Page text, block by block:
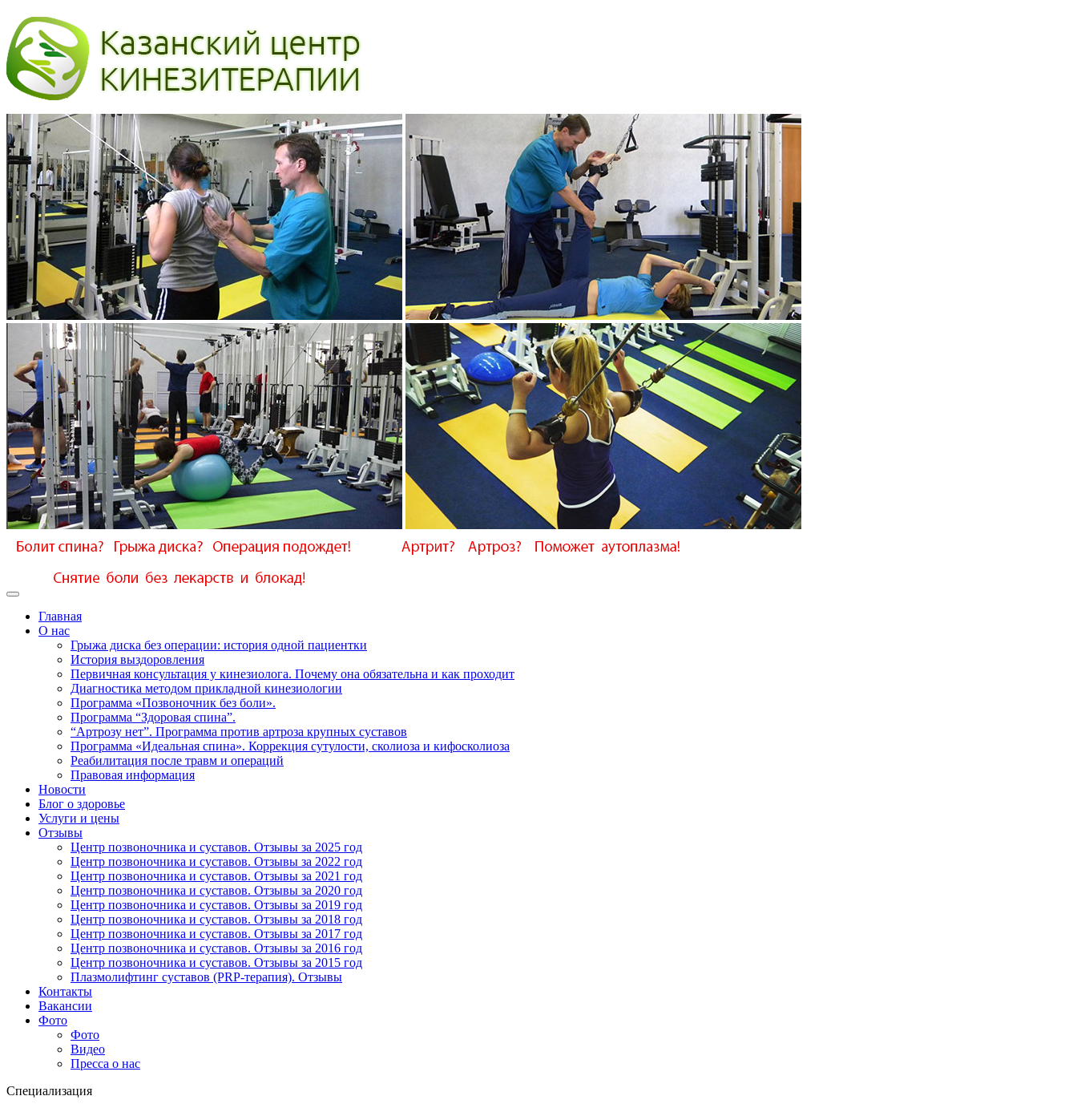
Главная
О нас
Грыжа диска без операции: история одной пациентки
История выздоровления
Первичная консультация у кинезиолога. Почему она обязательна и как проходит
Диагностика методом прикладной кинезиологии
Программа «Позвоночник без боли».
Программа “Здоровая спина”.
“Артрозу нет”. Программа против артроза крупных суставов
Программа «Идеальная спина». Коррекция сутулости, сколиоза и кифосколиоза
Реабилитация после травм и операций
Правовая информация
Новости
Блог о здоровье
Услуги и цены
Отзывы
Центр позвоночника и суставов. Отзывы за 2025 год
Центр позвоночника и суставов. Отзывы за 2022 год
Центр позвоночника и суставов. Отзывы за 2021 год
Центр позвоночника и суставов. Отзывы за 2020 год
Центр позвоночника и суставов. Отзывы за 2019 год
Центр позвоночника и суставов. Отзывы за 2018 год
Центр позвоночника и суставов. Отзывы за 2017 год
Центр позвоночника и суставов. Отзывы за 2016 год
Центр позвоночника и суставов. Отзывы за 2015 год
Плазмолифтинг суставов (PRP-терапия). Отзывы
Контакты
Вакансии
Фото
Фото
Видео
Пресса о нас
Специализация